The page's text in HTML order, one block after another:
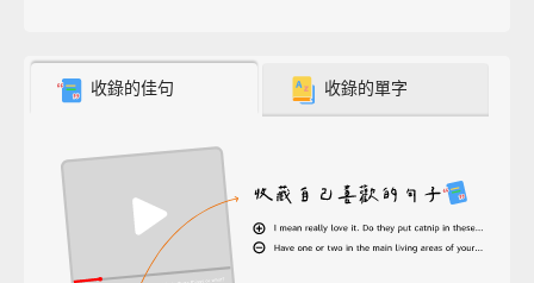
收錄的佳句 收錄的單字